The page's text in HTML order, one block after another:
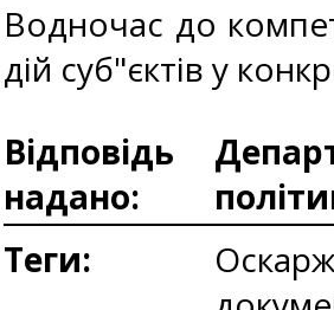
Водночас до
дій суб"єктів у
Відповідь
надано:
Теги: